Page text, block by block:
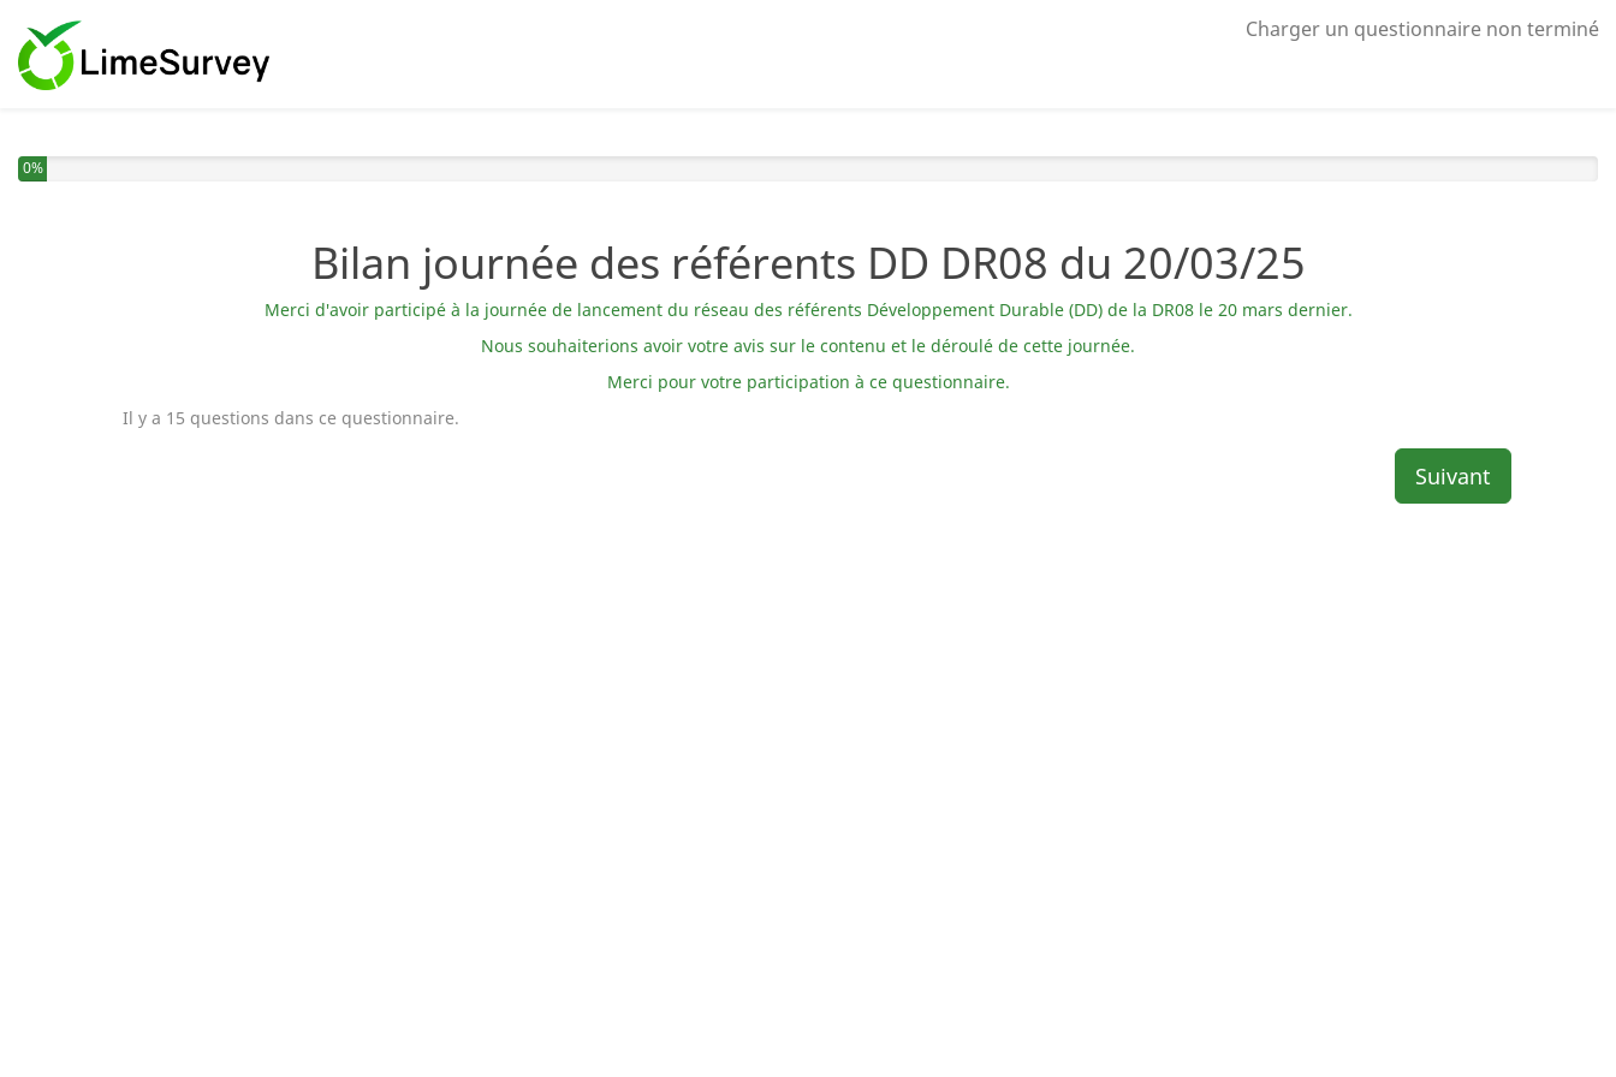
Charger un questionnaire non terminé
0%
Bilan journée des référents DD DR08 du 20/03/25
Merci d'avoir participé à la journée de lancement du réseau des référents Développement Durable (DD) de la DR08 le 20 mars dernier.
Nous souhaiterions avoir votre avis sur le contenu et le déroulé de cette journée.
Merci pour votre participation à ce questionnaire.
Il y a 15 questions dans ce questionnaire.
Suivant